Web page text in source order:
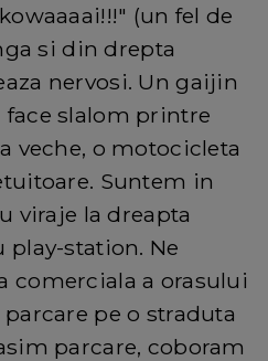
(un fel de
si din drepta
nervosi. Un gaijin
slalom printre
veche, o motocicleta
Suntem in
viraje la dreapta
play-station. Ne
comerciala a orasului
pe o straduta
parcare, coboram